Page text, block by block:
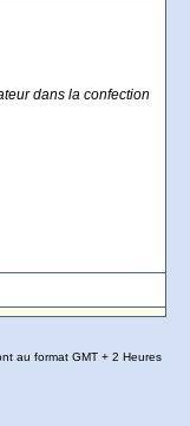
dans la confection
au format GMT + 2 Heures